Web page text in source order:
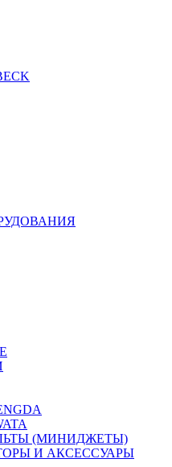
(МИНИДЖЕТЫ)
И АКСЕССУАРЫ